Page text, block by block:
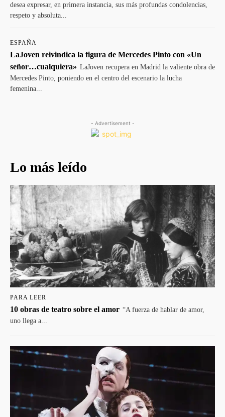
desea expresar, en primera instancia, sus más profundas condolencias,
respeto y absoluta...
ESPAÑA
LaJoven reivindica la figura de Mercedes Pinto con «Un
señor…cualquiera» LaJoven recupera en Madrid la valiente obra de
Mercedes Pinto, poniendo en el centro del escenario la lucha
femenina...
- Advertisement -
Lo más leído
PARA LEER
10 obras de teatro sobre el amor “A fuerza de hablar de amor,
uno llega a...